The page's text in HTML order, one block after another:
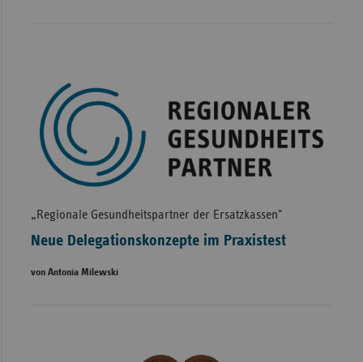
„Regionale Gesundheitspartner der Ersatzkassen"
Neue Delegationskonzepte im Praxistest
von Antonia Milewski